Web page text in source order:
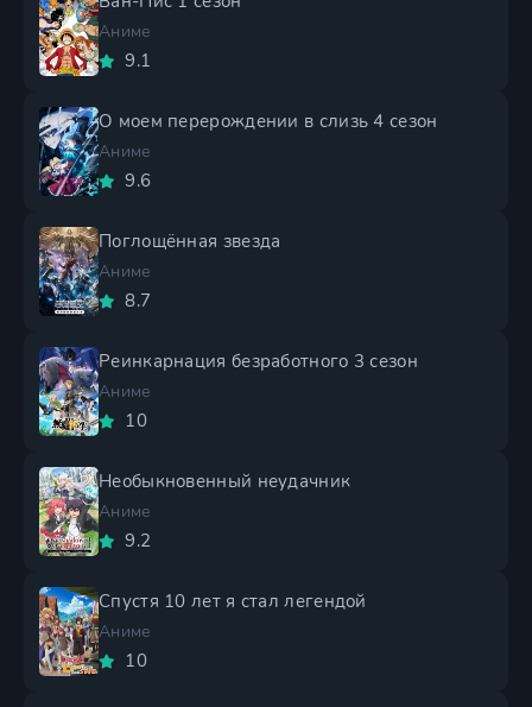
Аниме
9.1
О моем перерождении в слизь 4 сезон
Аниме
9.6
Поглощённая звезда
Аниме
8.7
Реинкарнация безработного 3 сезон
Аниме
10
Необыкновенный неудачник
Аниме
9.2
Спустя 10 лет я стал легендой
Аниме
10